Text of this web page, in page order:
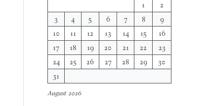
August 2026
1
2
3
4 5 6 7 8
9
10
11 12 13 14 15
16
17
18 19 20 21 22
23
24
25 26 27 28 29
30
31